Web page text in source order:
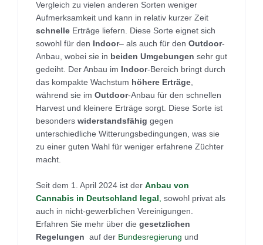
Vergleich zu vielen anderen Sorten weniger
Aufmerksamkeit und kann in relativ kurzer Zeit
schnelle Erträge liefern. Diese Sorte eignet sich
sowohl für den
Indoor– als auch für den Outdoor-
Anbau, wobei sie in beiden Umgebungen sehr gut
gedeiht. Der Anbau im
Indoor-Bereich bringt durch
das kompakte Wachstum höhere Erträge,
während sie im Outdoor-Anbau für den schnellen
Harvest und kleinere Erträge sorgt. Diese Sorte ist
besonders widerstandsfähig gegen
unterschiedliche Witterungsbedingungen, was sie
zu einer guten Wahl für weniger erfahrene Züchter
macht.
Seit dem 1. April 2024 ist der Anbau von
Cannabis in Deutschland legal , sowohl privat als
auch in nicht-gewerblichen Vereinigungen.
Erfahren Sie mehr über die gesetzlichen
Regelungen auf der Bundesregierung und